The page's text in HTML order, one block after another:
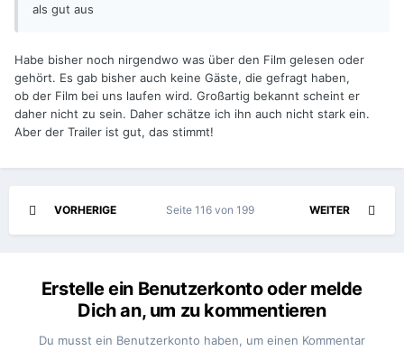
als gut aus
Habe bisher noch nirgendwo was über den Film gelesen oder
gehört. Es gab bisher auch keine Gäste, die gefragt haben,
ob der Film bei uns laufen wird. Großartig bekannt scheint er
daher nicht zu sein. Daher schätze ich ihn auch nicht stark ein.
Aber der Trailer ist gut, das stimmt!
VORHERIGE WEITER
Seite 116 von 199
Erstelle ein Benutzerkonto oder melde
Dich an, um zu kommentieren
Du musst ein Benutzerkonto haben, um einen Kommentar